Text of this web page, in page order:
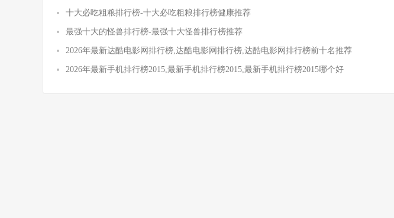
十大必吃粗粮排行榜-十大必吃粗粮排行榜健康推荐
最强十大的怪兽排行榜-最强十大怪兽排行榜推荐
2026年最新达酷电影网排行榜,达酷电影网排行榜,达酷电影网排行榜前十名推荐
2026年最新手机排行榜2015,最新手机排行榜2015,最新手机排行榜2015哪个好